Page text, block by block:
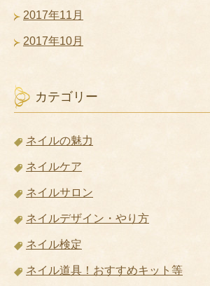
2017年11月
2017年10月
カテゴリー
ネイルの魅力
ネイルケア
ネイルサロン
ネイルデザイン・やり方
ネイル検定
ネイル道具！おすすめキット等